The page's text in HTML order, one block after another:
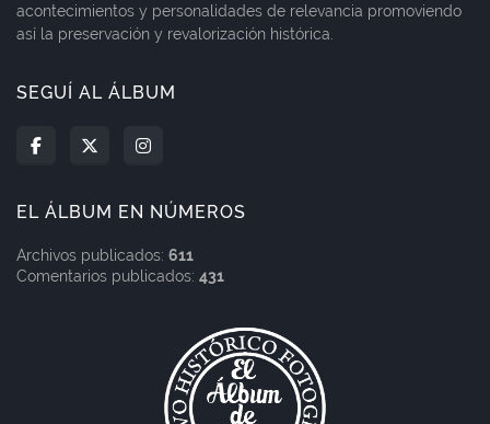
acontecimientos y personalidades de relevancia promoviendo
así la preservación y revalorización histórica.
SEGUÍ AL ÁLBUM
EL ÁLBUM EN NÚMEROS
Archivos publicados: 611
Comentarios publicados: 431